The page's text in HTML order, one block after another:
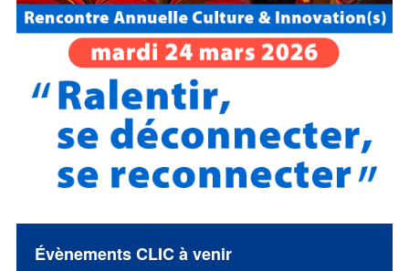
Évènements CLIC à venir